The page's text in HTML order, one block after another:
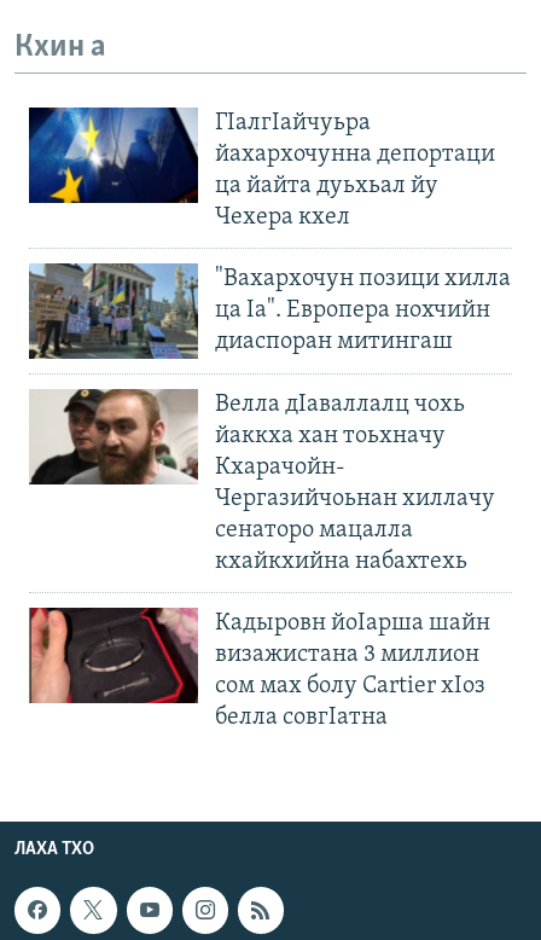
Кхин а
ГIалгIайчуьра
йахархочунна депортаци
ца йайта дуьхьал йу
Чехера кхел
"Вахархочун позици хилла
ца Iа". Европера нохчийн
диаспоран митингаш
Велла дIаваллалц чохь
йаккха хан тоьхначу
Кхарачойн-
Чергазийчоьнан хиллачу
сенаторо мацалла
кхайкхийна набахтехь
Кадыровн йоIарша шайн
визажистана 3 миллион
сом мах болу Cartier хIоз
белла совгIатна
ЛАХА ТХО